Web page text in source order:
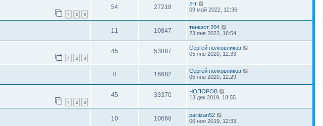
1 2 3
54 27218
л-т
09 май 2022, 12:36
11 10847
танкист 204
23 янв 2022, 16:54
1 2 3
45 53887
Сергей полковников
05 янв 2020, 12:33
8 16682
Сергей полковников
05 янв 2020, 12:29
1 2 3
45 33370
ЧОПОРОВ
13 дек 2019, 18:55
10 10668
partizan52
06 ноя 2019, 12:33